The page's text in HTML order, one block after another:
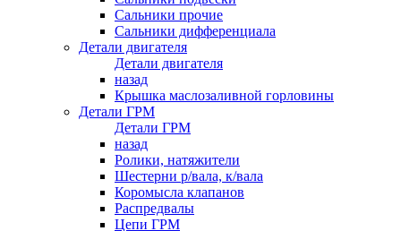
Сальники прочие
Сальники дифференциала
Детали двигателя
Детали двигателя
назад
Крышка маслозаливной горловины
Детали ГРМ
Детали ГРМ
назад
Ролики, натяжители
Шестерни р/вала, к/вала
Коромысла клапанов
Распредвалы
Цепи ГРМ